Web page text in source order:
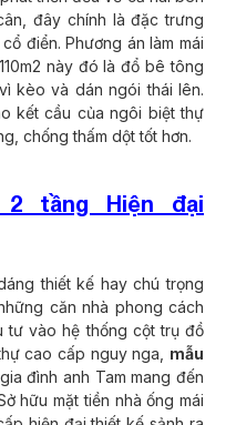
đây chính là đặc trưng
điển. Phương án làm mái
110m2 này đó là đổ bê tông
kèo và dán ngói thái lên.
kết cầu của ngôi biệt thự
chống thấm dột tốt hơn.
tầng Hiện đại
thiết kế hay chú trọng
căn nhà phong cách
tư vào hệ thống cột trụ đồ
cao cấp nguy nga, mẫu
đình anh Tam mang đến
hữu mặt tiền nhà ống mái